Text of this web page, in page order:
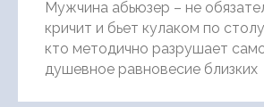
Мужчина абьюзер – не
кричит и бьет кулаком по
кто методично разрушает
душевное равновесие близких